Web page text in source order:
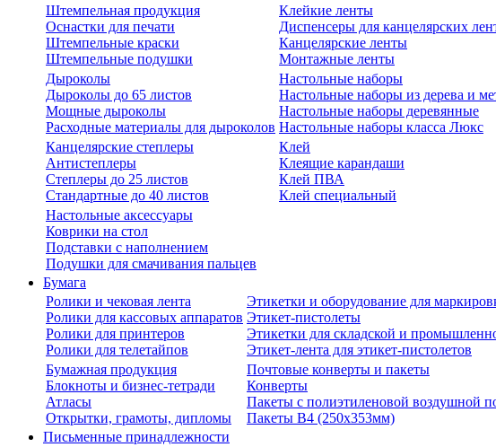
Штемпельная продукция
Оснастки для печати
Штемпельные краски
Штемпельные подушки
Клейкие ленты
Диспенсеры для канцелярских
Канцелярские ленты
Монтажные ленты
Дыроколы
Дыроколы до 65 листов
Мощные дыроколы
Расходные материалы для дыроколов
Настольные наборы
Настольные наборы из дерева и
Настольные наборы деревянные
Настольные наборы класса Люкс
Канцелярские степлеры
Антистеплеры
Степлеры до 25 листов
Стандартные до 40 листов
Клей
Клеящие карандаши
Клей ПВА
Клей специальный
Настольные аксессуары
Коврики на стол
Подставки с наполнением
Подушки для смачивания пальцев
Бумага
Ролики и чековая лента
Ролики для кассовых аппаратов
Ролики для принтеров
Ролики для телетайпов
Этикетки и оборудование для
Этикет-пистолеты
Этикетки для складской и
Этикет-лента для этикет-пистолетов
Бумажная продукция
Блокноты и бизнес-тетради
Атласы
Открытки, грамоты, дипломы
Почтовые конверты и пакеты
Конверты
Пакеты с полиэтиленовой воздушной
Пакеты В4 (250х353мм)
Письменные принадлежности